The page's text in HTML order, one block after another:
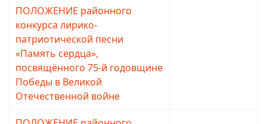
ПОЛОЖЕНИЕ районного
конкурса лирико-
патриотической песни
«Память сердца»,
посвящённого 75-й годовщине
Победы в Великой
Отечественной войне